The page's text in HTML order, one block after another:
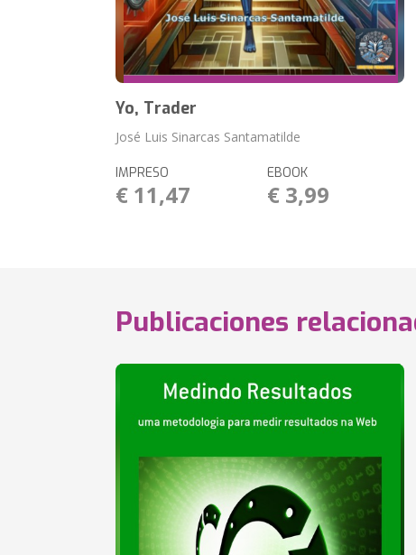
Yo, Trader
José Luis Sinarcas Santamatilde
IMPRESO
€ 11,47
EBOOK
€ 3,99
Publicaciones